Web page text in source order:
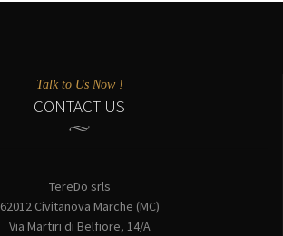
Talk to Us Now !
CONTACT US
TereDo srls
62012 Civitanova Marche (MC)
Via Martiri di Belfiore, 14/A